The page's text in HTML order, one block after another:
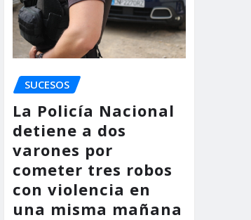
SUCESOS
La Policía Nacional
detiene a dos
varones por
cometer tres robos
con violencia en
una misma mañana